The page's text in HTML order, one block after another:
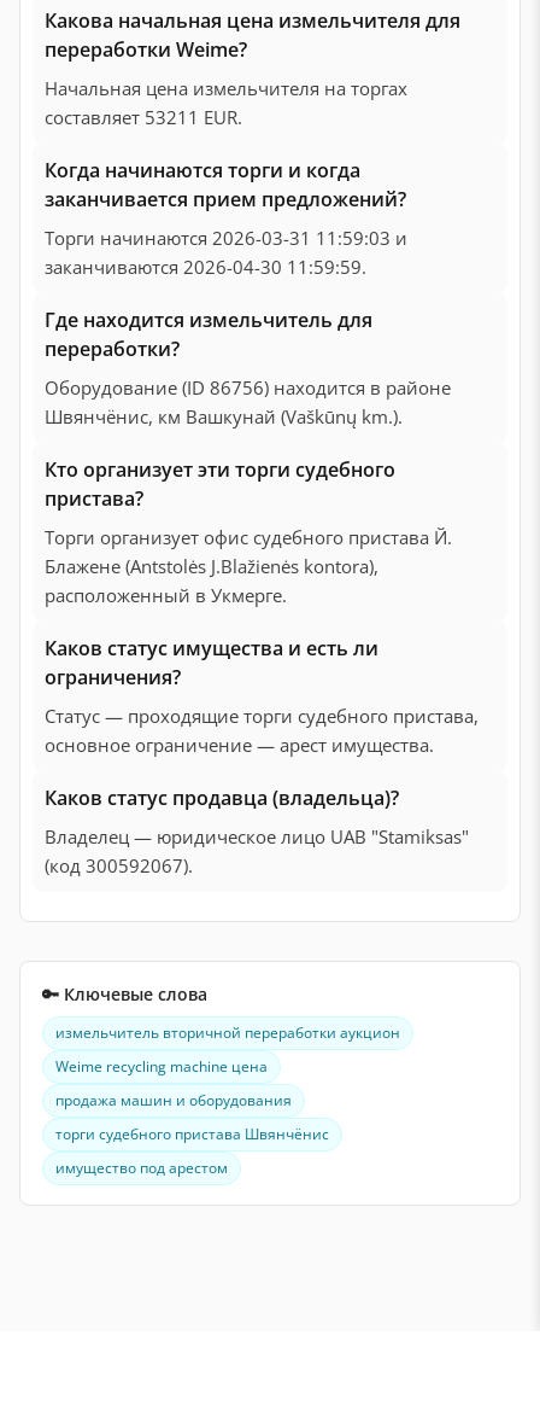
Какова начальная цена измельчителя для
переработки Weime?
Начальная цена измельчителя на торгах
составляет 53211 EUR.
Когда начинаются торги и когда
заканчивается прием предложений?
Торги начинаются 2026-03-31 11:59:03 и
заканчиваются 2026-04-30 11:59:59.
Где находится измельчитель для
переработки?
Оборудование (ID 86756) находится в районе
Швянчёнис, км Вашкунай (Vaškūnų km.).
Кто организует эти торги судебного
пристава?
Торги организует офис судебного пристава Й.
Блажене (Antstolės J.Blažienės kontora),
расположенный в Укмерге.
Каков статус имущества и есть ли
ограничения?
Статус — проходящие торги судебного пристава,
основное ограничение — арест имущества.
Каков статус продавца (владельца)?
Владелец — юридическое лицо UAB "Stamiksas"
(код 300592067).
🔑 Ключевые слова
измельчитель вторичной переработки аукцион
Weime recycling machine цена
продажа машин и оборудования
торги судебного пристава Швянчёнис
имущество под арестом